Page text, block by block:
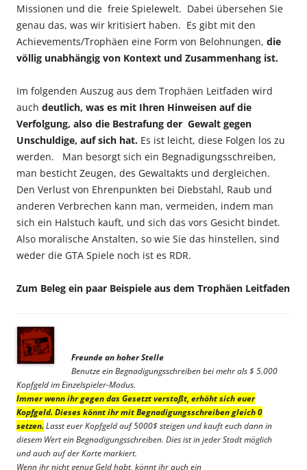
Missionen und die freie Spielewelt. Dabei übersehen Sie
genau das, was wir kritisiert haben. Es gibt mit den
Achievements/Trophäen eine Form von Belohnungen, die
völlig unabhängig von Kontext und Zusammenhang ist.
Im folgenden Auszug aus dem Trophäen Leitfaden wird
auch deutlich, was es mit Ihren Hinweisen auf die
Verfolgung, also die Bestrafung der Gewalt gegen
Unschuldige, auf sich hat. Es ist leicht, diese Folgen los zu
werden. Man besorgt sich ein Begnadigungsschreiben,
man besticht Zeugen, des Gewaltakts und dergleichen.
Den Verlust von Ehrenpunkten bei Diebstahl, Raub und
anderen Verbrechen kann man, vermeiden, indem man
sich ein Halstuch kauft, und sich das vors Gesicht bindet.
Also moralische Anstalten, so wie Sie das hinstellen, sind
weder die GTA Spiele noch ist es RDR.
Zum Beleg ein paar Beispiele aus dem Trophäen Leitfaden
Freunde an hoher Stelle
Benutze ein Begnadigungsschreiben bei mehr als $ 5.000
Kopfgeld im Einzelspieler-Modus.
Immer wenn ihr gegen das Gesetzt verstoßt, erhöht sich euer
Kopfgeld. Dieses könnt ihr mit Begnadigungsschreiben gleich 0
setzen. Lasst euer Kopfgeld auf 5000$ steigen und kauft euch dann in
diesem Wert ein Begnadigungsschreiben. Dies ist in jeder Stadt möglich
und auch auf der Karte markiert.
Wenn ihr nicht genug Geld habt, könnt ihr auch ein